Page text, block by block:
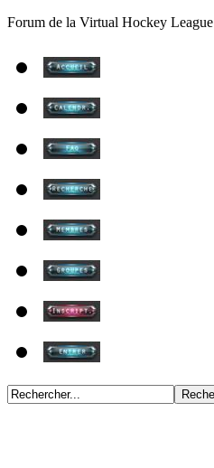
Forum de la Virtual Hockey League